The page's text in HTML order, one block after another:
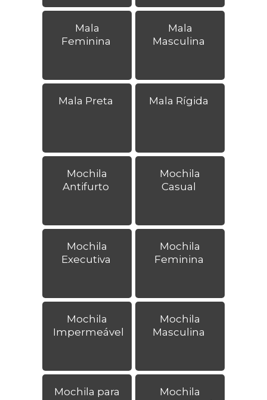
Mala
Feminina
Mala
Masculina
Mala Preta Mala Rígida
Mochila
Antifurto
Mochila
Casual
Mochila
Executiva
Mochila
Feminina
Mochila
Impermeável
Mochila
Masculina
Mochila para
Mochila